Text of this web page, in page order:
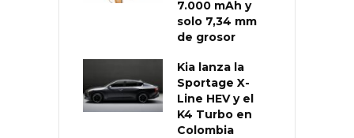
7.000 mAh y
solo 7,34 mm
de grosor
Kia lanza la
Sportage X-
Line HEV y el
K4 Turbo en
Colombia